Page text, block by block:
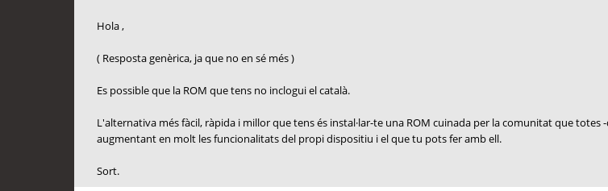
Hola ,
( Resposta genèrica, ja que no en sé més )
Es possible que la ROM que tens no inclogui el català.
L'alternativa més fàcil, ràpida i millor que tens és instal·lar-te una ROM cuinada per la comunitat que
augmentant en molt les funcionalitats del propi dispositiu i el que tu pots fer amb ell.
Sort.